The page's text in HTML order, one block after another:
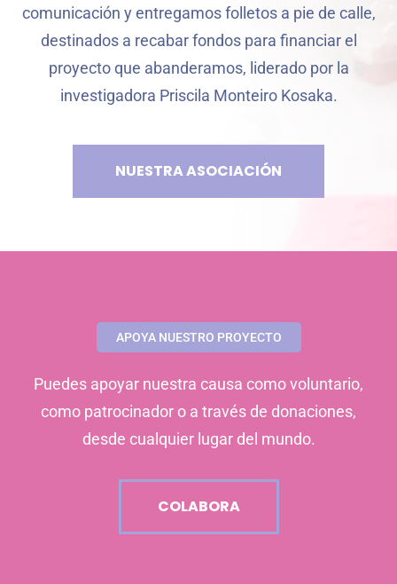
comunicación y entregamos folletos a pie de calle,
destinados a recabar fondos para financiar el
proyecto que abanderamos, liderado por la
investigadora Priscila Monteiro Kosaka.
NUESTRA ASOCIACIÓN
APOYA NUESTRO PROYECTO
Puedes apoyar nuestra causa como voluntario,
como patrocinador o a través de donaciones,
desde cualquier lugar del mundo.
COLABORA